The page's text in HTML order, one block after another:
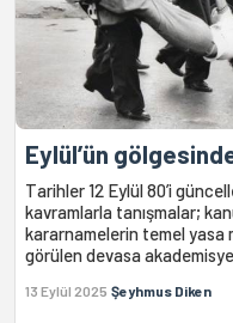
Eylül’ün
Tarihler 12 Eylül 80’i
kavramlarla tanışmalar;
kararnamelerin temel yasa
görülen devasa akademisyen
13 Eylül 2025 Şeyhmus Diken